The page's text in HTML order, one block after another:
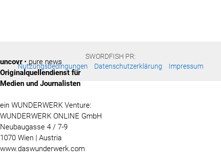
SWORDFISH PR:
Nutzungsbedingungen
Datenschutzerklärung Impressum
uncovr• pure news
Originalquellendienst für
Medien und Journalisten
ein WUNDERWERK Venture:
WUNDERWERK ONLINE GmbH
Neubaugasse 4 / 7-9
1070 Wien | Austria
www.daswunderwerk.com